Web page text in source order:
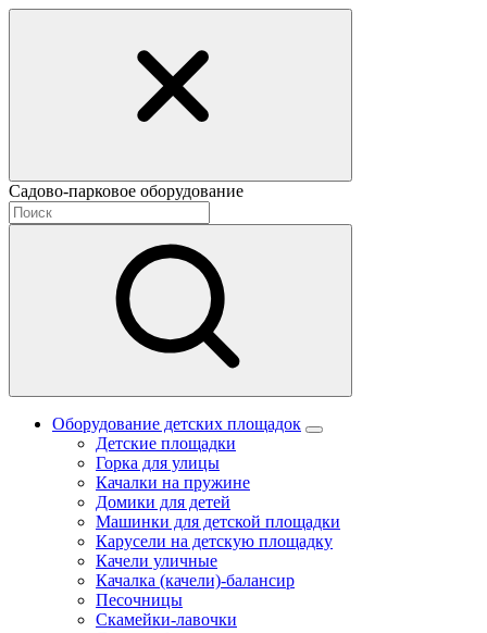
Садово-парковое оборудование
Оборудование детских площадок
Детские площадки
Горка для улицы
Качалки на пружине
Домики для детей
Машинки для детской площадки
Карусели на детскую площадку
Качели уличные
Качалка (качели)-балансир
Песочницы
Скамейки-лавочки